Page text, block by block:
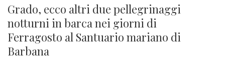
Grado, ecco altri due pellegrinaggi
notturni in barca nei giorni di
Ferragosto al Santuario mariano di
Barbana